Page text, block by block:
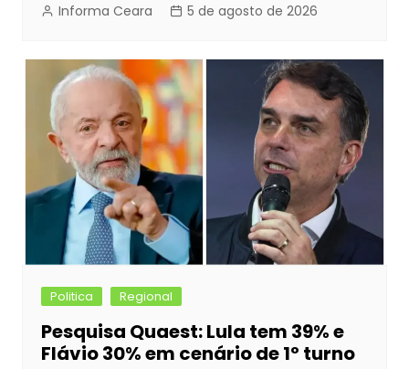
Informa Ceara 5 de agosto de 2026
Politica Regional
Pesquisa Quaest: Lula tem 39% e
Flávio 30% em cenário de 1º turno